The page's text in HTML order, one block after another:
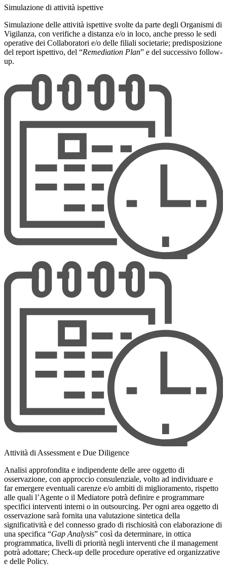
Simulazione di attività ispettive
Simulazione delle attività ispettive svolte da parte degli Organismi di
Vigilanza, con verifiche a distanza e/o in loco, anche presso le sedi
operative dei Collaboratori e/o delle filiali societarie; predisposizione
del report ispettivo, del “Remediation Plan” e del successivo follow-
up.
Attività di Assessment e Due Diligence
Analisi approfondita e indipendente delle aree oggetto di
osservazione, con approccio consulenziale, volto ad individuare e
far emergere eventuali carenze e/o ambiti di miglioramento, rispetto
alle quali l’Agente o il Mediatore potrà definire e programmare
specifici interventi interni o in outsourcing. Per ogni area oggetto di
osservazione sarà fornita una valutazione sintetica della
significatività e del connesso grado di rischiosità con elaborazione di
una specifica “Gap Analysis” così da determinare, in ottica
programmatica, livelli di priorità negli interventi che il management
potrà adottare; Check-up delle procedure operative ed organizzative
e delle Policy.